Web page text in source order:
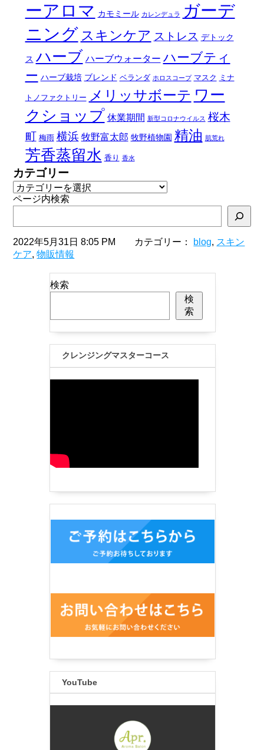
ーアロマ カモミール カレンデュラ
ガーデ
ニング スキンケア ストレス デトック
ス ハーブ ハーブウォーター ハーブティ
ー ハーブ栽培 ブレンド ベランダ ホロスコープ マスク ミナ
トノファクトリー メリッサボーテ ワー
クショップ 休業期間 新型コロナウイルス 桜木
町 梅雨 横浜 牧野富太郎 牧野植物園 精油 肌荒れ
芳香蒸留水 香り 香水
カテゴリー
ページ内検索
2022年5月31日 8:05 PM カテゴリー： blog, スキン
ケア,物販情報
検索
検
索
クレンジングマスターコース
YouTube